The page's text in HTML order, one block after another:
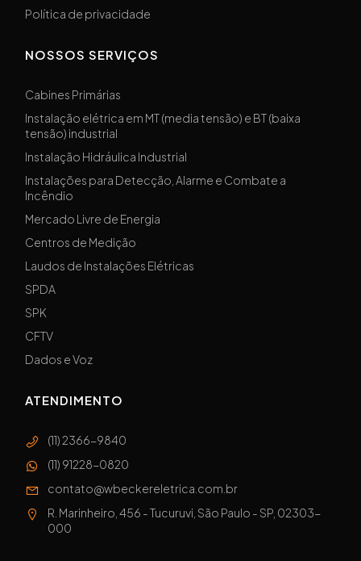
Política de privacidade
NOSSOS SERVIÇOS
Cabines Primárias
Instalação elétrica em MT (media tensão) e BT (baixa
tensão) industrial
Instalação Hidráulica Industrial
Instalações para Detecção, Alarme e Combate a
Incêndio
Mercado Livre de Energia
Centros de Medição
Laudos de Instalações Elétricas
SPDA
SPK
CFTV
Dados e Voz
ATENDIMENTO
(11) 2366-9840
(11) 91228-0820
contato@wbeckereletrica.com.br
R. Marinheiro, 456 - Tucuruvi, São Paulo - SP, 02303-
000